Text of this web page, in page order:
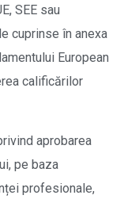
SEE sau
cuprinse în anexa
European
calificărilor
aprobarea
pe baza
profesionale,